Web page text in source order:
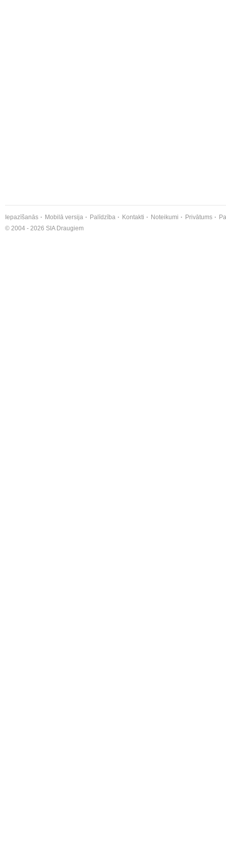
Iepazīšanās Mobilā versija Palīdzība Kontakti Noteikumi Privātums
© 2004 - 2026 SIA Draugiem